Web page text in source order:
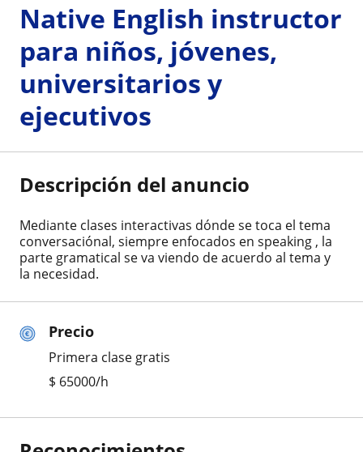
Precio
Primera clase gratis
$ 65000/h
Native English instructor
para niños, jóvenes,
universitarios y
ejecutivos
Descripción del anuncio
Mediante clases interactivas dónde se toca el tema
conversaciónal, siempre enfocados en speaking , la
parte gramatical se va viendo de acuerdo al tema y
la necesidad.